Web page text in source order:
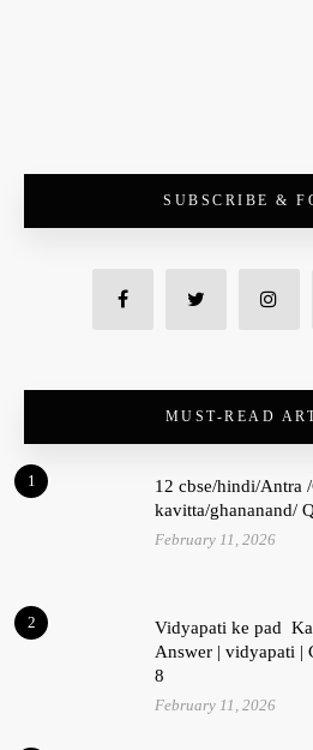
SUBSCRIBE &
MUST-READ
1
12 cbse/hindi/Antra
kavitta/ghananand/
February 11, 2026
2
Vidyapati ke pad
Answer | vidyapati |
8
February 11, 2026